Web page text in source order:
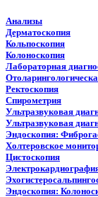
Анализы
Дерматоскопия
Кольпоскопия
Колоноскопия
Лабораторная
Ректоскопия
Спирометрия
Ультразвуковая
Ультразвуковая
Эндоскопия:
Холтеровское
Цистоскопия
Эндоскопия: